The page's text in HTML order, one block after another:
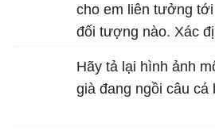
cho em liên tưởng
đối tượng nào. Xác
trong hình ảnh "bình
vàng", "vầng trăng
Hãy tả lại hình ảnh
già đang ngồi câu cá